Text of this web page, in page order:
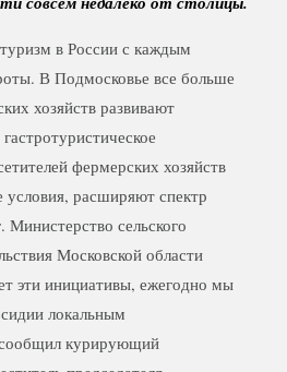
в России с каждым
В Подмосковье все больше
хозяйств развивают
фермерских хозяйств
расширяют спектр
Министерство сельского
Московской области
эти инициативы, ежегодно мы
локальным
курирующий